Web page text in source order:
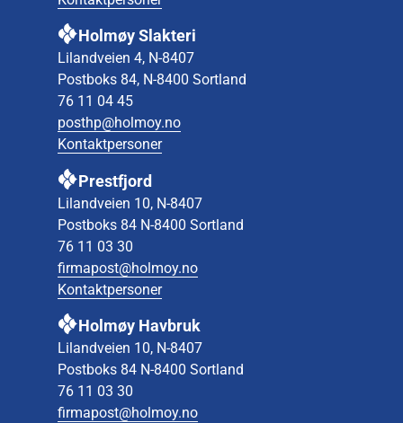
Holmøy Slakteri
Lilandveien 4, N-8407
Postboks 84, N-8400 Sortland
76 11 04 45
posthp@holmoy.no
Kontaktpersoner
Prestfjord
Lilandveien 10, N-8407
Postboks 84 N-8400 Sortland
76 11 03 30
firmapost@holmoy.no
Kontaktpersoner
Holmøy Havbruk
Lilandveien 10, N-8407
Postboks 84 N-8400 Sortland
76 11 03 30
firmapost@holmoy.no